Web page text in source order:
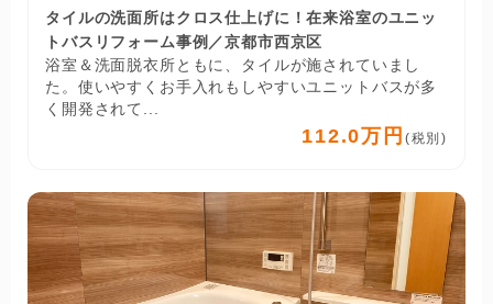
タイルの洗面所はクロス仕上げに！在来浴室のユニッ
トバスリフォーム事例／京都市西京区
浴室＆洗面脱衣所ともに、タイルが施されていまし
た。使いやすくお手入れもしやすいユニットバスが多
く開発されて...
112.0万円 (税別)